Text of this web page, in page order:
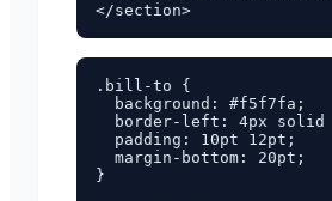
.bill-to {
  background: #f5f7fa;
border-left: 4px solid
  padding: 10pt 12pt;
  margin-bottom: 20pt;
}